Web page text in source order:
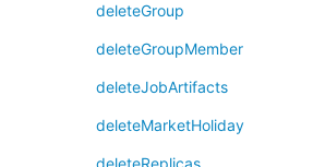
deleteGroup
deleteGroupMember
deleteJobArtifacts
deleteMarketHoliday
deleteReplicas